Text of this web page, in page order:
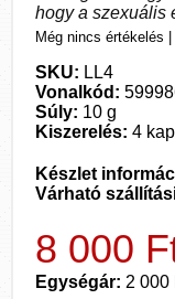
hogy a szexuális
Még nincs értékelés
SKU: LL4
Vonalkód:
Súly: 10 g
Kiszerelés: 4
Készlet
Várható
8 000
Egységár: 2 000